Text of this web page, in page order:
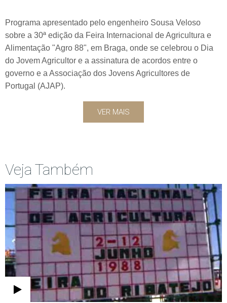
Programa apresentado pelo engenheiro Sousa Veloso
sobre a 30ª edição da Feira Internacional de Agricultura e
Alimentação "Agro 88", em Braga, onde se celebrou o Dia
do Jovem Agricultor e a assinatura de acordos entre o
governo e a Associação dos Jovens Agricultores de
Portugal (AJAP).
VER MAIS
Veja Também